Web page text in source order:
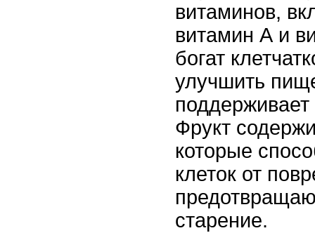
витаминов,
витамин А и
богат
улучшить
Фрукт
которые
клеток от
старение.